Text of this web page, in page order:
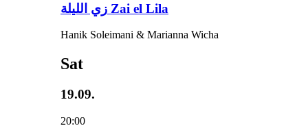
زي‌ اللیلة Zai el Lila
Hanik Soleimani & Marianna Wicha
Sat
19.09.
20:00